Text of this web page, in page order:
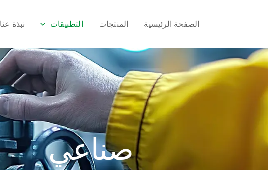
الصفحة الرئيسية المنتجات التطبيقات نبذة عنا
صناعي